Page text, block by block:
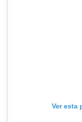
Ver esta